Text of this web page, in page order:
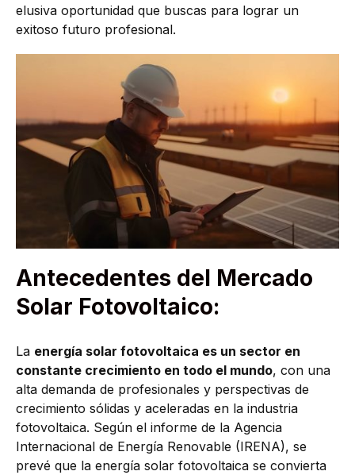
elusiva oportunidad que buscas para lograr un
exitoso futuro profesional.
Antecedentes del Mercado
Solar Fotovoltaico:
La energía solar fotovoltaica es un sector en
constante crecimiento en todo el mundo, con una
alta demanda de profesionales y perspectivas de
crecimiento sólidas y aceleradas en la industria
fotovoltaica. Según el informe de la Agencia
Internacional de Energía Renovable (IRENA), se
prevé que la energía solar fotovoltaica se convierta